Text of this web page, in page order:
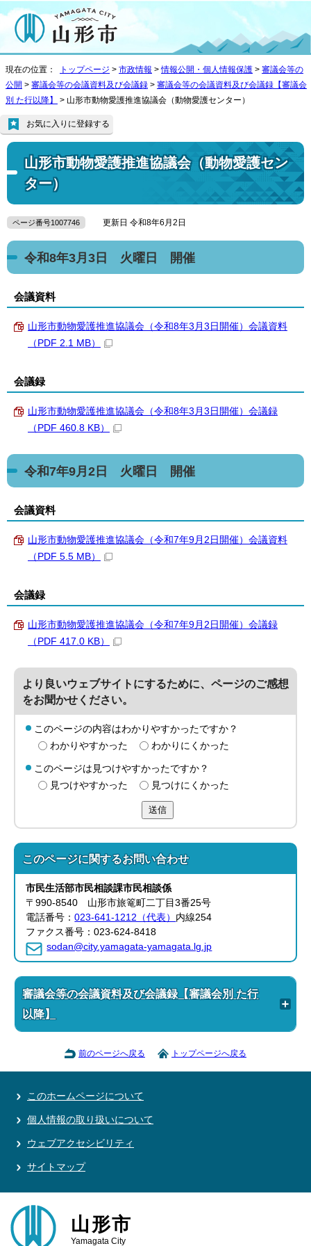
現在の位置： トップページ > 市政情報 >情報公開・個人情報保護 > 審議会等の
公開 > 審議会等の会議資料及び会議録 > 審議会等の会議資料及び会議録【審議会
別 た行以降】
> 山形市動物愛護推進協議会（動物愛護センター）
山形市動物愛護推進協議会（動物愛護セン
ター）
お気に入りに登録する
ページ番号1007746 更新日 令和8年6月2日
令和8年3月3日 火曜日 開催
会議資料
山形市動物愛護推進協議会（令和8年3月3日開催）会議資料
（PDF 2.1 MB）
会議録
山形市動物愛護推進協議会（令和8年3月3日開催）会議録
（PDF 460.8 KB）
令和7年9月2日 火曜日 開催
会議資料
山形市動物愛護推進協議会（令和7年9月2日開催）会議資料
（PDF 5.5 MB）
会議録
山形市動物愛護推進協議会（令和7年9月2日開催）会議録
（PDF 417.0 KB）
より良いウェブサイトにするために、ページのご感想
をお聞かせください。
このページの内容はわかりやすかったですか？
わかりやすかった
わかりにくかった
このページは見つけやすかったですか？
見つけやすかった
見つけにくかった
送信
このページに関するお問い合わせ
市民生活部市民相談課市民相談係
〒990-8540 山形市旅篭町二丁目3番25号
電話番号：023-641-1212（代表） 内線254
ファクス番号：023-624-8418
sodan@city.yamagata-yamagata.lg.jp
審議会等の会議資料及び会議録【審議会別 た行
以降】
前のページへ戻る トップページへ戻る
このホームページについて
個人情報の取り扱いについて
ウェブアクセシビリティ
サイトマップ
山形市
Yamagata City